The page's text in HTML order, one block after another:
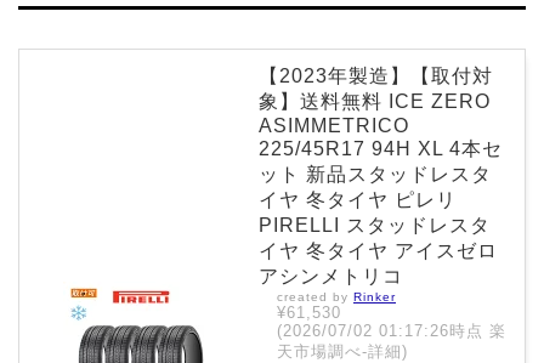
【2023年製造】【取付対
象】送料無料 ICE ZERO
ASIMMETRICO
225/45R17 94H XL 4本セ
ット 新品スタッドレスタ
イヤ 冬タイヤ ピレリ
PIRELLI スタッドレスタ
イヤ 冬タイヤ アイスゼロ
アシンメトリコ
created by Rinker
¥61,530
(2026/07/02 01:17:26時点 楽
天市場調べ-詳細)